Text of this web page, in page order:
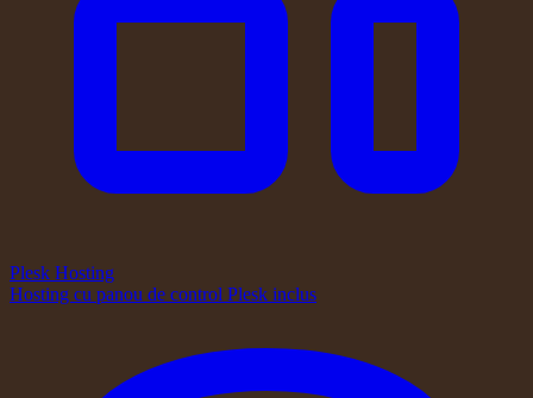
Plesk Hosting
Hosting cu panou de control Plesk inclus